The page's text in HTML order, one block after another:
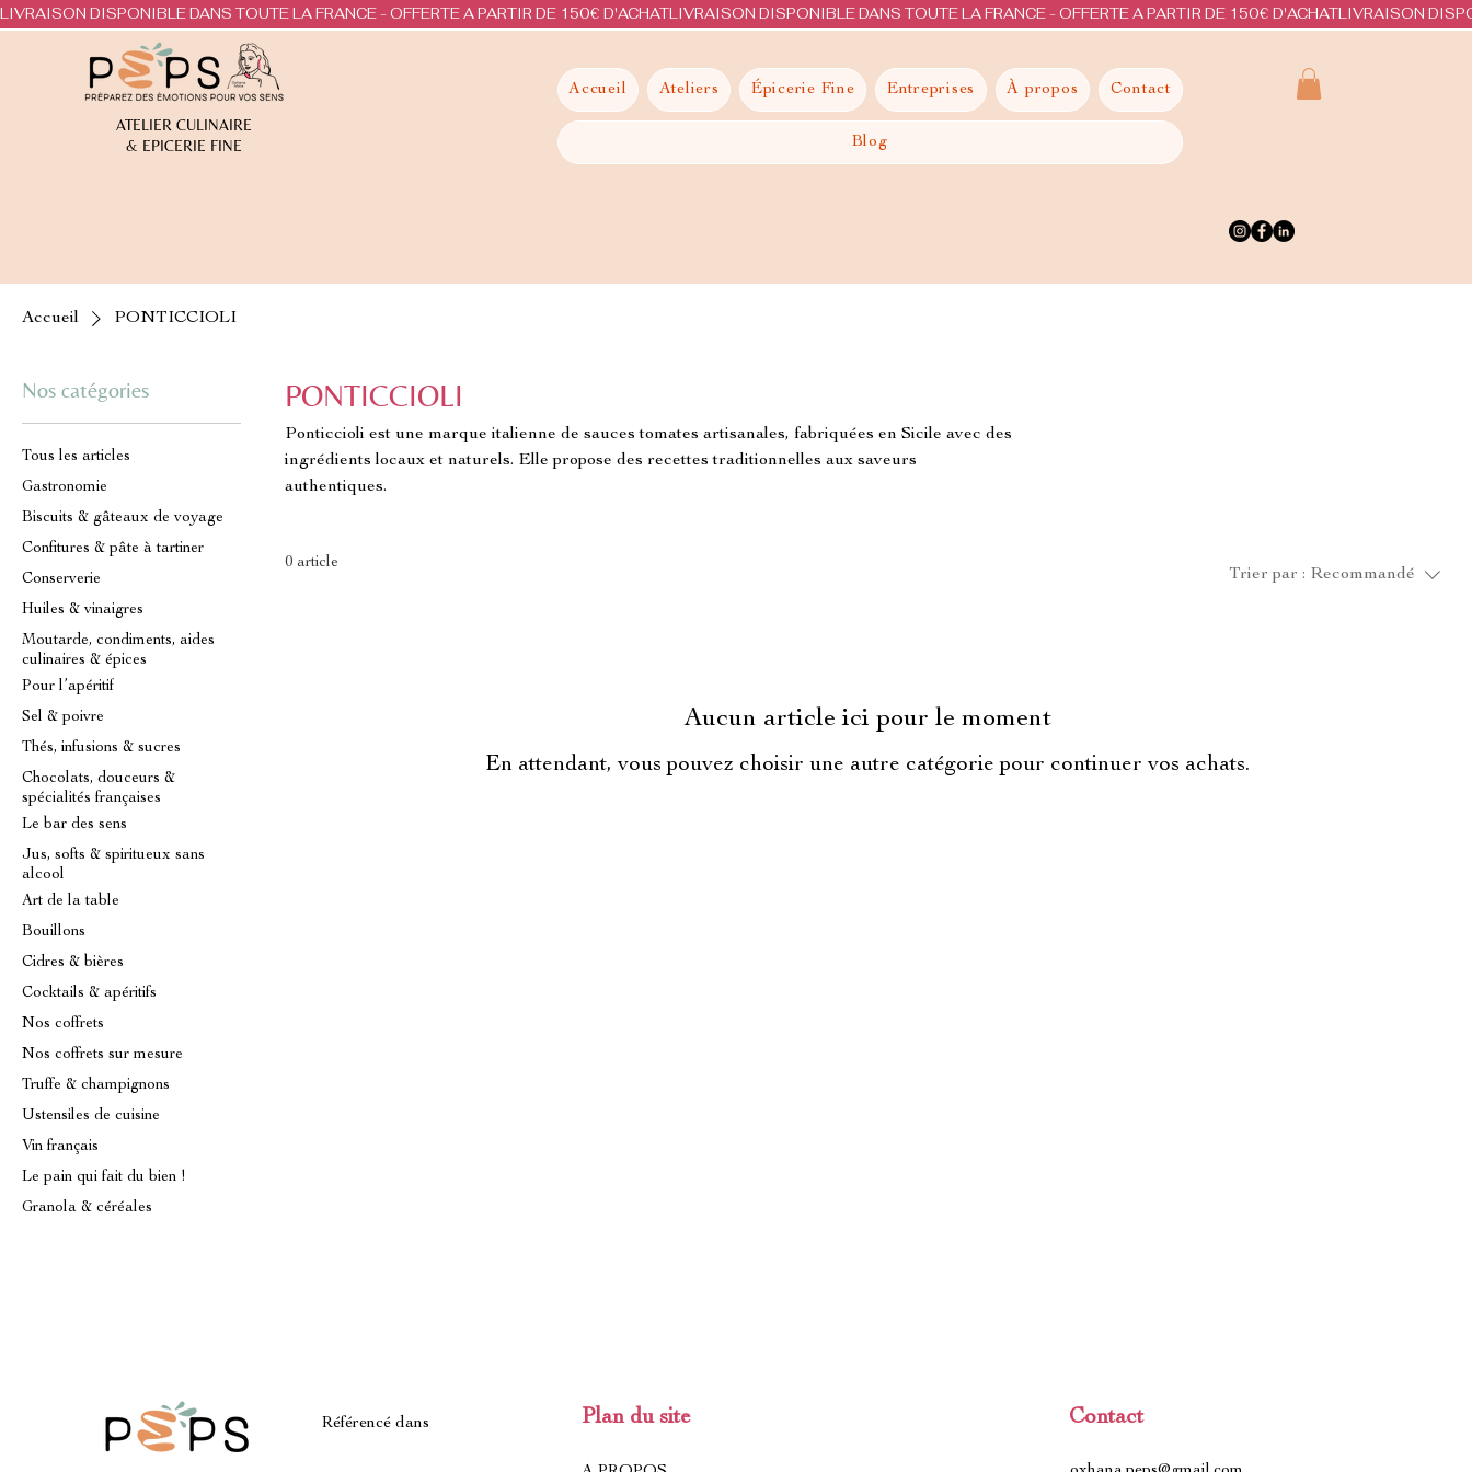
LIVRAISON DISPONIBLE DANS TOUTE LA FRANCE - OFFERTE A PARTIR DE 150€ D'ACHAT
ATELIER CULINAIRE
& EPICERIE FINE
Accueil Ateliers Épicerie Fine Entreprises À propos Contact
Blog
Accueil PONTICCIOLI
Nos catégories
Tous les articles
Gastronomie
Biscuits & gâteaux de voyage
Confitures & pâte à tartiner
Conserverie
Huiles & vinaigres
Moutarde, condiments, aides
culinaires & épices
Pour l’apéritif
Sel & poivre
Thés, infusions & sucres
Chocolats, douceurs &
spécialités françaises
Le bar des sens
Jus, softs & spiritueux sans
alcool
Art de la table
Bouillons
Cidres & bières
Cocktails & apéritifs
Nos coffrets
Nos coffrets sur mesure
Truffe & champignons
Ustensiles de cuisine
Vin français
Le pain qui fait du bien !
Granola & céréales
PONTICCIOLI
Ponticcioli est une marque italienne de sauces tomates artisanales, fabriquées en Sicile avec des
ingrédients locaux et naturels. Elle propose des recettes traditionnelles aux saveurs
authentiques.
0 article
Trier par : Recommandé
Aucun article ici pour le moment
En attendant, vous pouvez choisir une autre catégorie pour continuer vos achats.
Référencé dans Plan du site Contact